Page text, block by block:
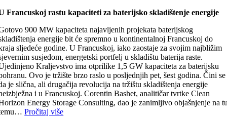
Francuskoj rastu kapaciteti za baterijsko skladištenje energije
900 MW kapaciteta najavljenih projekata baterijskog
energije bit će spremno u kontinentalnoj Francuskoj do
sljedeće godine. U Francuskoj, iako zaostaje za svojim najbližim
susjedom, energetski portfelj u skladištu baterija raste.
Kraljevstvo ima otprilike 1,5 GW kapaciteta za baterijsku
Ovo je tržište brzo raslo u posljednjih pet, šest godina. Čini se
je slična, ali drugačija revolucija na tržištu skladištenja energije
i u Francuskoj. Corentin Bashet, analitičar tvrtke Clean
Energy Storage Consulting, dao je zanimljivo objašnjenje na
Pročitaj više